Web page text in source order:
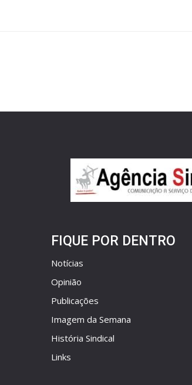
FIQUE POR DENTRO
Notícias
Opinião
Publicações
Imagem da Semana
História Sindical
Links